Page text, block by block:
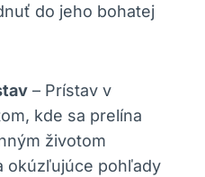
do jeho bohatej
– Prístav v
kde sa prelína
životom
okúzľujúce pohľady